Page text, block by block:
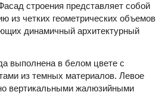
строения представляет собой
из четких геометрических объемов
динамичный архитектурный
выполнена в белом цвете с
из темных материалов. Левое
вертикальными жалюзийными